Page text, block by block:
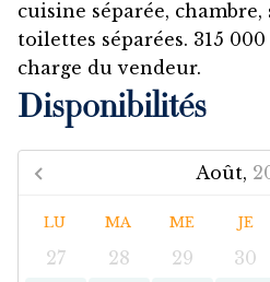
cuisine séparée, chambre,
toilettes séparées. 315
charge du vendeur.
Disponibilités
Août,
LU MA ME JE
27 28 29 30